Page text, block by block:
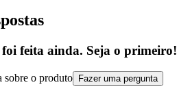
feita ainda. Seja o primeiro!
sobre o produto Fazer uma pergunta